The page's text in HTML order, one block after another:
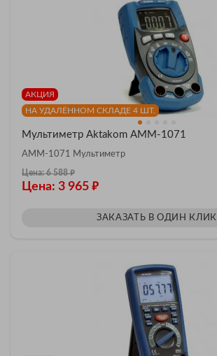
АКЦИЯ
НА УДАЛЁННОМ СКЛАДЕ 4 ШТ.
Мультиметр Aktakom АММ-1071
АММ-1071 Мультиметр
Цена: 6 588₽
Цена: 3 965 ₽
ЗАКАЗАТЬ В ОДИН КЛИК